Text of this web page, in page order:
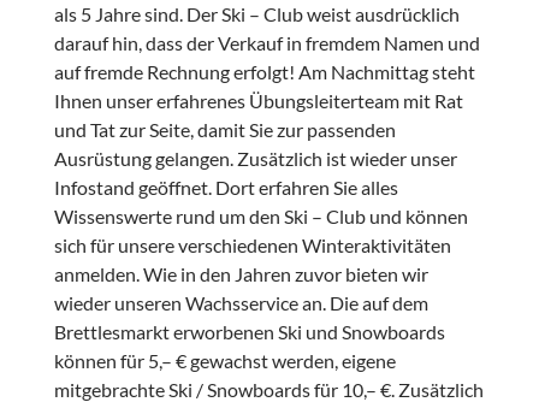
als 5 Jahre sind. Der Ski – Club weist ausdrücklich
darauf hin, dass der Verkauf in fremdem Namen und
auf fremde Rechnung erfolgt! Am Nachmittag steht
Ihnen unser erfahrenes Übungsleiterteam mit Rat
und Tat zur Seite, damit Sie zur passenden
Ausrüstung gelangen. Zusätzlich ist wieder unser
Infostand geöffnet. Dort erfahren Sie alles
Wissenswerte rund um den Ski – Club und können
sich für unsere verschiedenen Winteraktivitäten
anmelden. Wie in den Jahren zuvor bieten wir
wieder unseren Wachsservice an. Die auf dem
Brettlesmarkt erworbenen Ski und Snowboards
können für 5,– € gewachst werden, eigene
mitgebrachte Ski / Snowboards für 10,– €. Zusätzlich